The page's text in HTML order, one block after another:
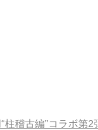
柱稽古編”コラボ